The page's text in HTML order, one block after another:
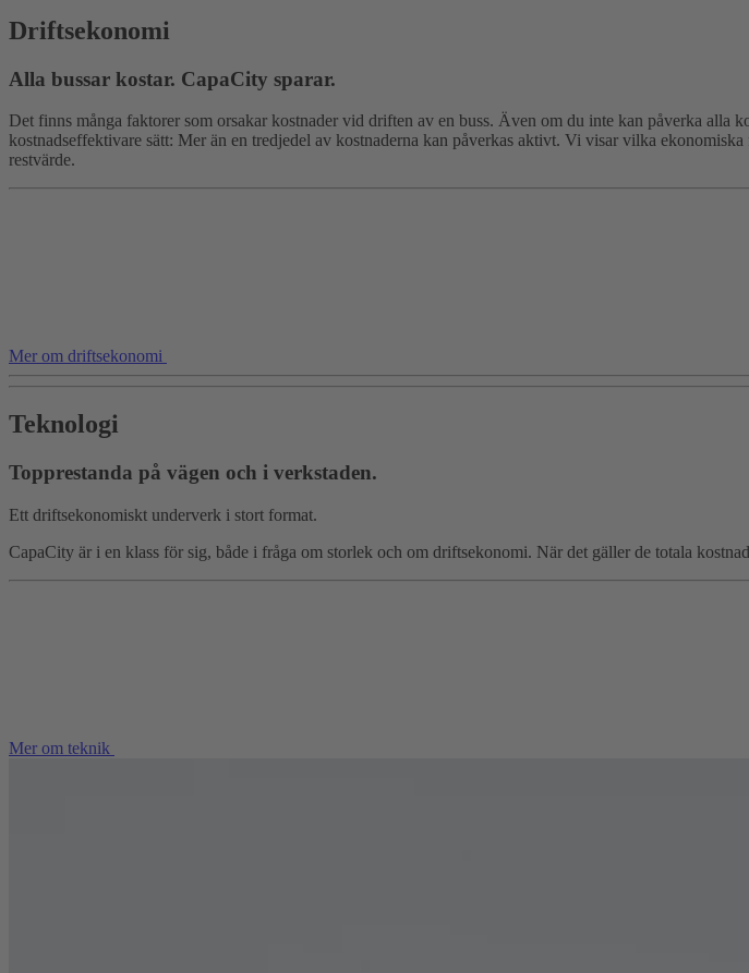
Driftsekonomi
Alla bussar kostar. CapaCity sparar.
Det finns många faktorer som orsakar kostnader vid driften av en buss. Även om du inte kan påverka alla
kostnadseffektivare sätt: Mer än en tredjedel av kostnaderna kan påverkas aktivt. Vi visar vilka
restvärde.
Mer om driftsekonomi
Teknologi
Topprestanda på vägen och i verkstaden.
Ett driftsekonomiskt underverk i stort format.
CapaCity är i en klass för sig, både i fråga om storlek och om driftsekonomi. När det gäller de totala
Mer om teknik